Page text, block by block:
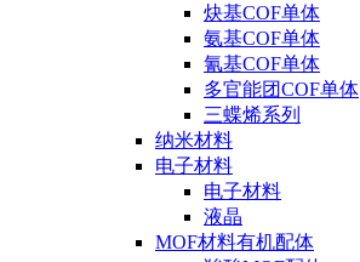
炔基COF单体
氨基COF单体
氰基COF单体
多官能团COF单体
三蝶烯系列
纳米材料
电子材料
电子材料
液晶
MOF材料有机配体